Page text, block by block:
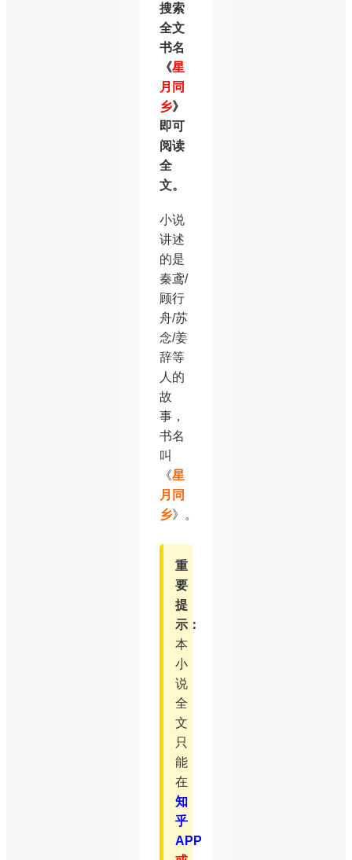
搜索
全文
书名
《星
月同
乡》
即可
阅读
全
文。
小说
讲述
的是
秦鸢/
顾行
舟/苏
念/姜
辞等
人的
故
事，
书名
叫
《星
月同
乡》。
重
要
提
示：
本
小
说
全
文
只
能
在
知
乎
APP